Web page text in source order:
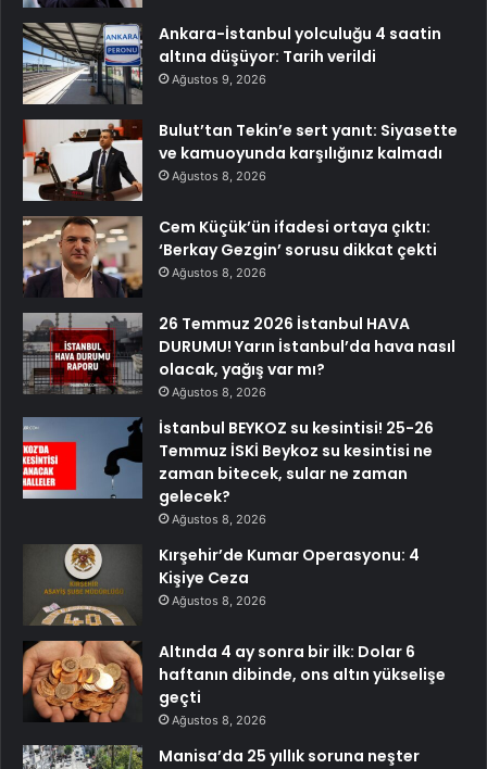
Ankara-İstanbul yolculuğu 4 saatin
altına düşüyor: Tarih verildi
Ağustos 9, 2026
Bulut’tan Tekin’e sert yanıt: Siyasette
ve kamuoyunda karşılığınız kalmadı
Ağustos 8, 2026
Cem Küçük’ün ifadesi ortaya çıktı:
‘Berkay Gezgin’ sorusu dikkat çekti
Ağustos 8, 2026
26 Temmuz 2026 İstanbul HAVA
DURUMU! Yarın İstanbul’da hava nasıl
olacak, yağış var mı?
Ağustos 8, 2026
İstanbul BEYKOZ su kesintisi! 25-26
Temmuz İSKİ Beykoz su kesintisi ne
zaman bitecek, sular ne zaman
gelecek?
Ağustos 8, 2026
Kırşehir’de Kumar Operasyonu: 4
Kişiye Ceza
Ağustos 8, 2026
Altında 4 ay sonra bir ilk: Dolar 6
haftanın dibinde, ons altın yükselişe
geçti
Ağustos 8, 2026
Manisa’da 25 yıllık soruna neşter